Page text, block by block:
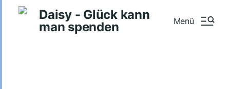
Daisy - Glück kann
man spenden
Menü